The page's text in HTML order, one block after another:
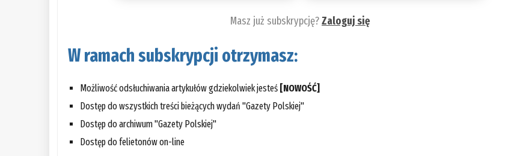
Masz już subskrypcję?Zaloguj się
W ramach subskrypcji otrzymasz:
Możliwość odsłuchiwania artykułów gdziekolwiek jesteś [NOWOŚĆ]
Dostęp do wszystkich treści bieżących wydań "Gazety Polskiej"
Dostęp do archiwum "Gazety Polskiej"
Dostęp do felietonów on-line